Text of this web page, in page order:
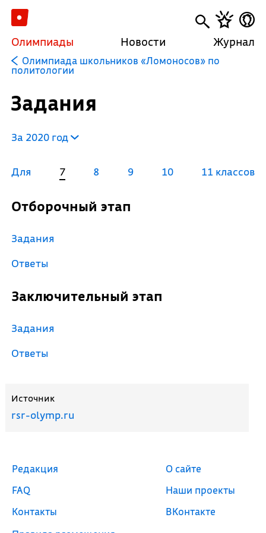
Олимпиады Новости Журнал
Олимпиада школьников «Ломоносов» по
политологии
Задания
За 2020 год
Для 7 8 9 10 11 классов
Отборочный этап
Задания
Ответы
Заключительный этап
Задания
Ответы
Источник
rsr-olymp.ru
Редакция
FAQ
Контакты
О сайте
Наши проекты
ВКонтакте